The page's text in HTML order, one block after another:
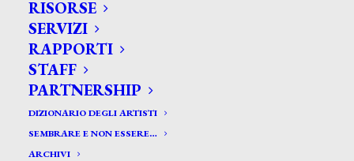
RISORSE
SERVIZI
RAPPORTI
STAFF
PARTNERSHIP
DIZIONARIO DEGLI ARTISTI
SEMBRARE E NON ESSERE…
ARCHIVI
Search
for: